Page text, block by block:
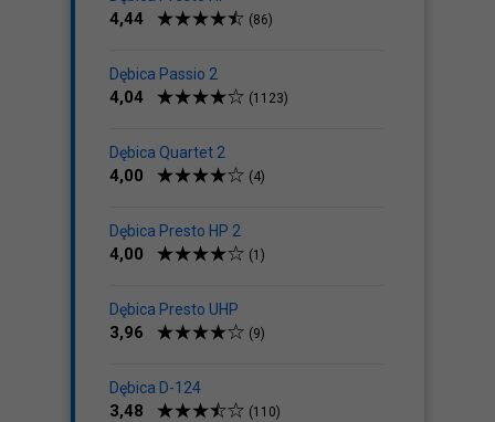
4,44 (86)
Dębica Passio 2
4,04 (1123)
Dębica Quartet 2
4,00 (4)
Dębica Presto HP 2
4,00 (1)
Dębica Presto UHP
3,96 (9)
Dębica D-124
3,48 (110)